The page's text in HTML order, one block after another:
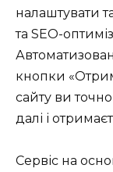
налаштувати
та SEO-
кнопки
сайту ви
далі і
Сервіс на